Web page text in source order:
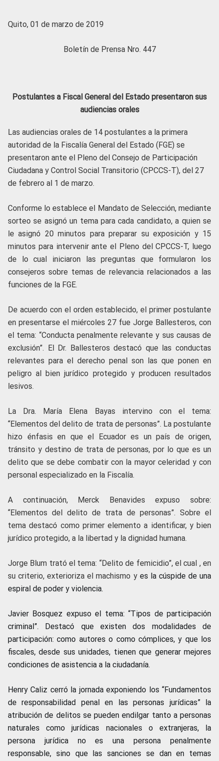
Quito, 01 de marzo de 2019
Boletín de Prensa Nro. 447
Postulantes a Fiscal General del Estado presentaron sus
audiencias orales
Las audiencias orales de 14 postulantes a la primera
autoridad de la Fiscalía General del Estado (FGE) se
presentaron ante el Pleno del Consejo de Participación
Ciudadana y Control Social Transitorio (CPCCS-T), del 27
de febrero al 1 de marzo.
Conforme lo establece el Mandato de Selección, mediante
sorteo se asignó un tema para cada candidato, a quien se
le asignó 20 minutos para preparar su exposición y 15
minutos para intervenir ante el Pleno del CPCCS-T, luego
de lo cual iniciaron las preguntas que formularon los
consejeros sobre temas de relevancia relacionados a las
funciones de la FGE.
De acuerdo con el orden establecido, el primer postulante
en presentarse el miércoles 27 fue Jorge Ballesteros, con
el tema: “Conducta penalmente relevante y sus causas de
exclusión”. El Dr. Ballesteros destacó que las conductas
relevantes para el derecho penal son las que ponen en
peligro al bien jurídico protegido y producen resultados
lesivos.
La Dra. María Elena Bayas intervino con el tema:
“Elementos del delito de trata de personas”. La postulante
hizo énfasis en que el Ecuador es un país de origen,
tránsito y destino de trata de personas, por lo que es un
delito que se debe combatir con la mayor celeridad y con
personal especializado en la Fiscalía.
A continuación, Merck Benavides expuso sobre:
“Elementos del delito de trata de personas”. Sobre el
tema destacó como primer elemento a identificar, y bien
jurídico protegido, a la libertad y la dignidad humana.
Jorge Blum trató el tema: “Delito de femicidio”, el cual , en
su criterio, exterioriza el machismo y es la cúspide de una
espiral de poder y violencia.
Javier Bosquez expuso el tema: “Tipos de participación
criminal”. Destacó que existen dos modalidades de
participación: como autores o como cómplices, y que los
fiscales, desde sus unidades, tienen que generar mejores
condiciones de asistencia a la ciudadanía.
Henry Caliz cerró la jornada exponiendo los “Fundamentos
de responsabilidad penal en las personas jurídicas” la
atribución de delitos se pueden endilgar tanto a personas
naturales como jurídicas nacionales o extranjeras, la
persona jurídica no es una persona penalmente
responsable, sino que las sanciones se dan en temas